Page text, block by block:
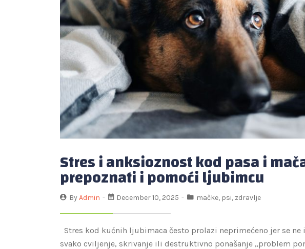
Stres i anksioznost kod pasa i
prepoznati i pomoći ljubimcu
ByAdmin December 10, 2025 mačke, psi, zdravlje
Stres kod kućnih ljubimaca često prolazi neprimećeno jer se
svako cviljenje, skrivanje ili destruktivno ponašanje „problem